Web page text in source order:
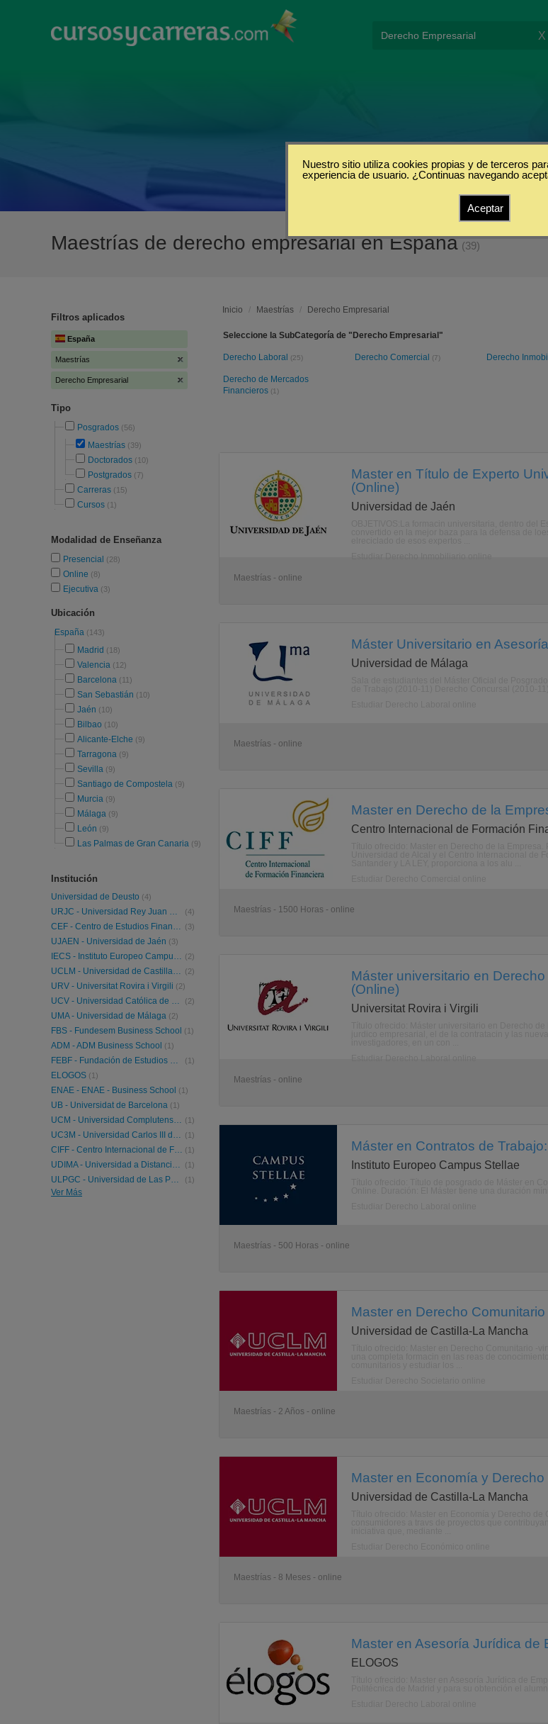
X
Maestrías de derecho empresarial en España (39)
Filtros aplicados
España
Maestrías
Derecho Empresarial
Tipo
Posgrados (56)
Maestrías (39)
Doctorados (10)
Postgrados (7)
Carreras (15)
Cursos (1)
Modalidad de Enseñanza
Presencial (28)
Online (8)
Ejecutiva (3)
Ubicación
España (143)
Madrid (18)
Valencia (12)
Barcelona (11)
San Sebastián (10)
Jaén (10)
Bilbao (10)
Alicante-Elche (9)
Tarragona (9)
Sevilla (9)
Santiago de Compostela (9)
Murcia (9)
Málaga (9)
León (9)
Las Palmas de Gran Canaria (9)
Institución
Universidad de Deusto (4)
URJC - Universidad Rey Juan Carlos (4)
CEF - Centro de Estudios Financieros (3)
UJAEN - Universidad de Jaén (3)
IECS - Instituto Europeo Campus Stellae (2)
UCLM - Universidad de Castilla-La Mancha (2)
URV - Universitat Rovira i Virgili (2)
UCV - Universidad Católica de Valencia (2)
UMA - Universidad de Málaga (2)
FBS - Fundesem Business School (1)
ADM - ADM Business School (1)
FEBF - Fundación de Estudios Bursátiles y Financieros (1)
ELOGOS (1)
ENAE - ENAE - Business School (1)
UB - Universidat de Barcelona (1)
UCM - Universidad Complutense de Madrid (1)
UC3M - Universidad Carlos III de Madrid (1)
CIFF - Centro Internacional de Formación Financiera (1)
UDIMA - Universidad a Distancia de Madrid (1)
ULPGC - Universidad de Las Palmas de Gran Canaria (1)
UAH - Universidad de Alcalá
Ver Más
Inicio / Maestrías / Derecho Empresarial
Seleccione la SubCategoría de "Derecho Empresarial"
Derecho Laboral (25) Derecho Comercial (7) Derecho
Derecho de Mercados
Financieros (1)
Master en Título de Experto
(Online)
Universidad de Jaén
Maestrías - online
Máster Universitario en
Universidad de Málaga
Maestrías - online
Master en Derecho de la
Centro Internacional de Formación
Maestrías - 1500 Horas - online
Máster universitario en
(Online)
Universitat Rovira i Virgili
Maestrías - online
Máster en Contratos de
Instituto Europeo Campus Stellae
Maestrías - 500 Horas - online
Master en Derecho Comunitario
Universidad de Castilla-La Mancha
Maestrías - 2 Años - online
Master en Economía y
Universidad de Castilla-La Mancha
Maestrías - 8 Meses - online
Master en Asesoría Jurídica de
ELOGOS
Nuestro sitio utiliza cookies propias y de terceros
experiencia de usuario. ¿Continuas navegando
Aceptar